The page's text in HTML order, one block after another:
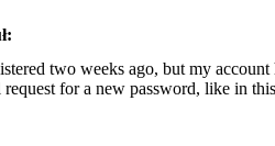
two weeks ago, but my account
for a new password, like in